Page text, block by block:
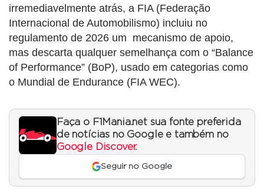
irremediavelmente atrás, a FIA (Federação
Internacional de Automobilismo) incluiu no
regulamento de 2026 um mecanismo de apoio,
mas descarta qualquer semelhança com o “Balance
of Performance” (BoP), usado em categorias como
o Mundial de Endurance (FIA WEC).
Faça o F1Mania.net sua fonte preferida
de notícias no Google e também no
Google Discover.
Seguir no Google